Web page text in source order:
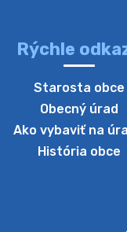
Zber
Oznamujeme
prebehne zber
obyvateľov, aby
Rýchle
Starosta obce
Obecný úrad
Ako vybaviť na
História obce